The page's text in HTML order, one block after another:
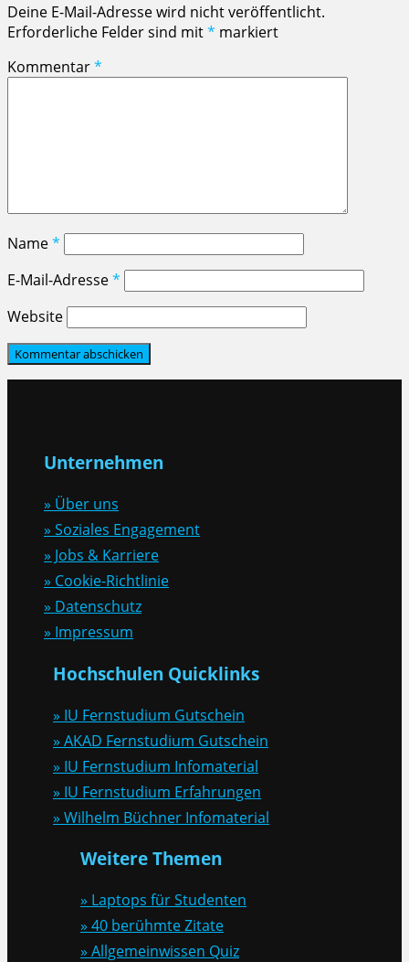
Deine E-Mail-Adresse wird nicht veröffentlicht.
Erforderliche Felder sind mit* markiert
Kommentar*
Name*
E-Mail-Adresse*
Website
Unternehmen
» Über uns
» Soziales Engagement
» Jobs & Karriere
» Cookie-Richtlinie
» Datenschutz
» Impressum
Hochschulen Quicklinks
» IU Fernstudium Gutschein
» AKAD Fernstudium Gutschein
» IU Fernstudium Infomaterial
» IU Fernstudium Erfahrungen
» Wilhelm Büchner Infomaterial
Weitere Themen
» Laptops für Studenten
» 40 berühmte Zitate
» Allgemeinwissen Quiz